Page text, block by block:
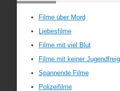
Filme über Mord
Liebesfilme
Filme mit viel Blut
Filme mit keiner
Spannende Filme
Polizeifilme